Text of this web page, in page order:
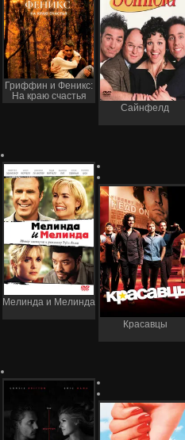
Гриффин и Феникс:
На краю счастья
Сайнфелд
Мелинда и Мелинда
Красавцы